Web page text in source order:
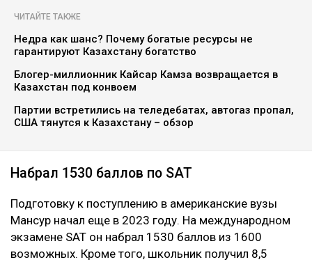
ЧИТАЙТЕ ТАКЖЕ
Недра как шанс? Почему богатые ресурсы не
гарантируют Казахстану богатство
Блогер-миллионник Кайсар Камза возвращается в
Казахстан под конвоем
Партии встретились на теледебатах, автогаз пропал,
США тянутся к Казахстану – обзор
Набрал 1530 баллов по SAT
Подготовку к поступлению в американские вузы
Мансур начал еще в 2023 году. На международном
экзамене SAT он набрал 1530 баллов из 1600
возможных. Кроме того, школьник получил 8,5